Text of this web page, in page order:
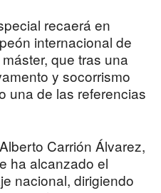
recaerá en
internacional de
que tras una
y socorrismo
una de las referencias
Carrión Álvarez,
ha alcanzado el
nacional, dirigiendo